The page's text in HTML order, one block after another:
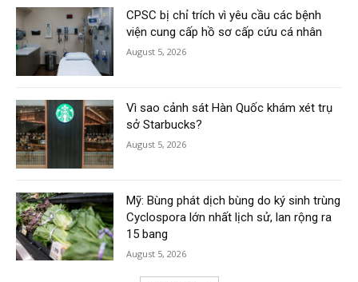
CPSC bị chỉ trích vì yêu cầu các bệnh
viện cung cấp hồ sơ cấp cứu cá nhân
August 5, 2026
Vì sao cảnh sát Hàn Quốc khám xét trụ
sở Starbucks?
August 5, 2026
Mỹ: Bùng phát dịch bùng do ký sinh trùng
Cyclospora lớn nhất lịch sử, lan rộng ra
15 bang
August 5, 2026